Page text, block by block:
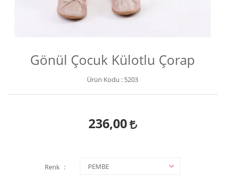
Gönül Çocuk Külotlu Çorap
Ürün Kodu : 5203
236,00
Renk